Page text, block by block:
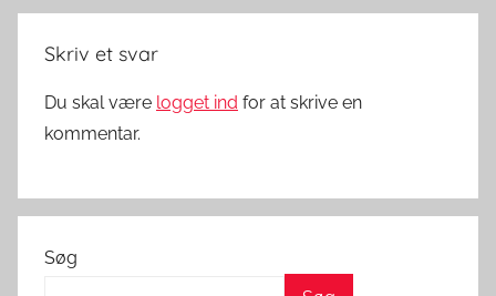
i
k
Skriv et svar
Du skal være logget ind for at skrive en
kommentar.
Søg